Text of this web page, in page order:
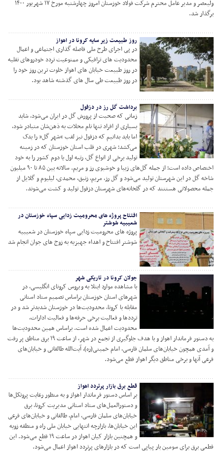
ولیعصر و مدیر عامل محترم شرکت فولاد خوزستان امروز چهارشنبه مورخ ۱۷ شهریور ۱۴۰۰
شد.
روز طبیعت زیر سایه کرونا در اهواز
در پی اجرای طرح ملی فاصله گذاری اجتماعی و اعمال
محدودیت های ترافیکی و ممنوعیت تردد خودروهای نقلیه
در روز طبیعت خیابان های اهواز خلوت ترین روز خود را
در روز طبیعت طی سال های گذشته شاهد بود.
برداشت گل رز در دزفول
زمانی که صحبت از پرورش گل در ایران می‌شود، شاید
بسیاری از افراد تنها نام محلات به ذهن‌شان متبادر شود،
اما باید بدانیم که دزفول نیز لقب “شهر گل” را یدک
می‌کشد؛ شهری در قلب استان خوزستان که در زمینه
تولید برخی از انواع گل، رتبه اول یا دوم کشور را به خود
اختصاص داده است؛ از جمله گل‌های زیبا و خوشبوی رز و مریم. سالانه بین ۸۵ تا ۹۰ میلیون
گل در این شهرستان تولید می‌شود و گل رز، مریم، زنبق، محمدی، لیلیوم و گلایل از
محصولاتی هستنند که در گلخانه‌های شهرستان دزفول تولید و کشت می‌شوند.
افتتاح پروژه های محرومیت زدایی سپاه خوزستان در
شعیبیه شوشتر
پروژه های محرومیت زدایی سپاه خوزستان در شعیبیه
شوشتر افتتاح و اهداء جهیزیه به زوج های جوان انجام شد
جولان کرونا در تاریکی شهر
با مشاهده موارد ابتلا به ویروس کرونای انگلیسی، در
شهرهای استان خوزستان براساس تصمیم ستاد استانی
مقابله با کرونا، محدودیت‌ها در خوزستان شدیدتر شد و در
ترددها و فعالیت برخی حرفه‌ها و فعالیت ادارات،
محدودیت اعمال شده است. براساس همین محدودیت‌ها
به دستور فرماندار اهواز و با هدف جلوگیری از تجمع در شهر، از ساعت ۱۹ برق مناطق پر رفت
همچون خیابان‌های سلمان فارسی، امام خمینی(ره)، آیت‌الله طالقانی و خیابان‌های
آنها و برخی مناطق دیگر اهواز قطع می‌شود.
قطع برق بازار پرتردد اهواز
بر اساس دستور فرماندار اهواز و به منظور رعایت پروتکل‌ها
و دستورالعمل‌های ستاد استانی مدیریت کرونا، برق
خیابان‌های سلمان فارسی، امام، طالقانی و خیابان‌های فرعی
این خیابان‌ها، بازارچه انتهایی خیابان ملی راه و منطقه زویه
و همچنین بازار کیان اهواز در ساعت ۱۹ قطع می‌شود. این
برق برای سومین بار پیاپی است که در بازارهای پرتردد اهواز اعمال می‌شود.